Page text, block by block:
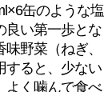
缶のような塩
良い第一歩とな
野菜（ねぎ、
すると、少ない
よく噛んで食べ